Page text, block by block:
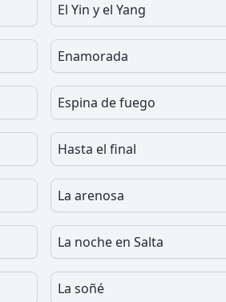
El Yin y el Yang
Enamorada
Espina de fuego
Hasta el final
La arenosa
La noche en Salta
La soñé